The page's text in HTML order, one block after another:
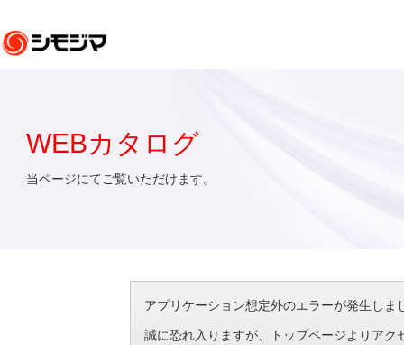
WEBカタログ
当ページにてご覧いただけます。
アプリケーション想定外のエラーが発生し
誠に恐れ入りますが、トップページよりアク